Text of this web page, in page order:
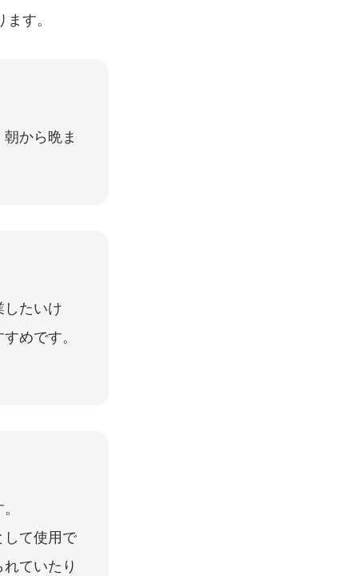
す。
から晩ま
たいけ
めです。
て使用で
ていたり